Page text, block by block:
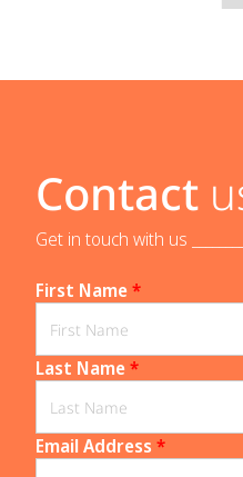
Contact
Get in touch with us
First Name*
Last Name*
Email Address *